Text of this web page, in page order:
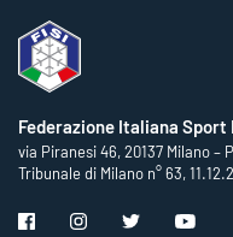
Federazione Italiana Sport
via Piranesi 46, 20137 Milano –
Tribunale di Milano n° 63,